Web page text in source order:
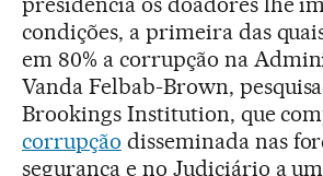
condições, a primeira das
em 80% a corrupção na
Vanda Felbab-Brown,
Brookings Institution, que
corrupção disseminada nas
segurança e no Judiciário a